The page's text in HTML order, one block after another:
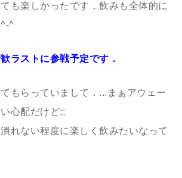
も楽しかったです．飲みも全体的に
^
ラストに参戦予定です．
もらっていまして．...まぁアウェー
心配だけど;;
れない程度に楽しく飲みたいなって